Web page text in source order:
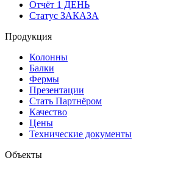
Отчёт 1 ДЕНЬ
Статус ЗАКАЗА
Продукция
Колонны
Балки
Фермы
Презентации
Стать Партнёром
Качество
Цены
Технические документы
Объекты